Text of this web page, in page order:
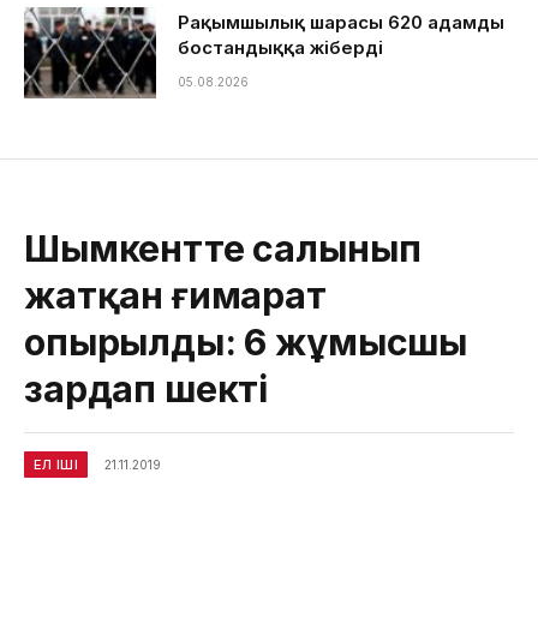
Рақымшылық шарасы 620 адамды
бостандыққа жіберді
05.08.2026
Шымкентте салынып
жатқан ғимарат
опырылды: 6 жұмысшы
зардап шекті
ЕЛ ІШІ 21.11.2019